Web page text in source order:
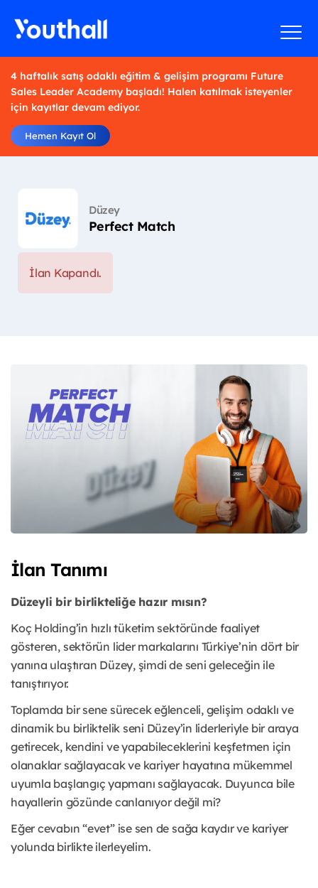
4 haftalık satış odaklı eğitim & gelişim programı Future
Sales Leader Academy başladı! Halen katılmak isteyenler
için kayıtlar devam ediyor.
Hemen Kayıt Ol
Düzey
Perfect Match
İlan Kapandı.
İlan Tanımı
Düzeyli bir birlikteliğe hazır mısın?
Koç Holding’in hızlı tüketim sektöründe faaliyet
gösteren, sektörün lider markalarını Türkiye’nin dört bir
yanına ulaştıran Düzey, şimdi de seni geleceğin ile
tanıştırıyor.
Toplamda bir sene sürecek eğlenceli, gelişim odaklı ve
dinamik bu birliktelik seni Düzey’in liderleriyle bir araya
getirecek, kendini ve yapabileceklerini keşfetmen için
olanaklar sağlayacak ve kariyer hayatına mükemmel
uyumla başlangıç yapmanı sağlayacak. Duyunca bile
hayallerin gözünde canlanıyor değil mi?
Eğer cevabın “evet” ise sen de sağa kaydır ve kariyer
yolunda birlikte ilerleyelim.